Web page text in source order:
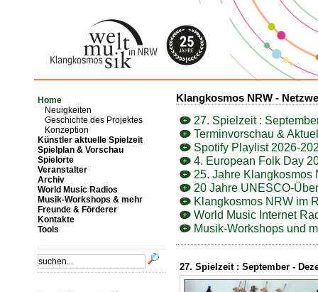
Home
Neuigkeiten
Geschichte des Projektes
Konzeption
Künstler aktuelle Spielzeit
Spielplan & Vorschau
Spielorte
Veranstalter
Archiv
World Music Radios
Musik-Workshops & mehr
Freunde & Förderer
Kontakte
Tools
Klangkosmos NRW -
27. Spielzeit :
Terminvorschau &
Spotify Playlist 2026-
4. European Folk Day
25. Jahre Klangkosmos
20 Jahre UNESCO-
Klangkosmos NRW im
World Music Internet
Musik-Workshops und
27. Spielzeit : September -